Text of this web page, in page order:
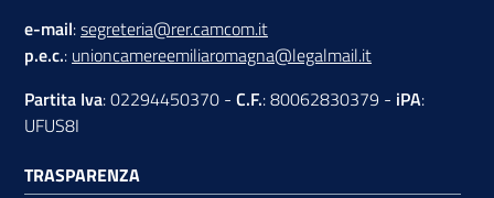
e-mail:segreteria@rer.camcom.it
p.e.c.: unioncamereemiliaromagna@legalmail.it
Partita Iva: 02294450370 - C.F.: 80062830379 - iPA:
UFUS8I
TRASPARENZA